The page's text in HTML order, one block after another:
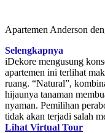
Apartemen Anderson
Selengkapnya
iDekore mengusung
apartemen ini terlihat
ruang. “Natural”,
hijaunya tanaman
nyaman. Pemilihan
tidak akan terjadi salah
Lihat Virtual Tour